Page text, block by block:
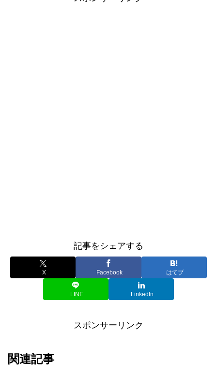
記事をシェアする
X Facebook はてブ
LINE LinkedIn
スポンサーリンク
関連記事